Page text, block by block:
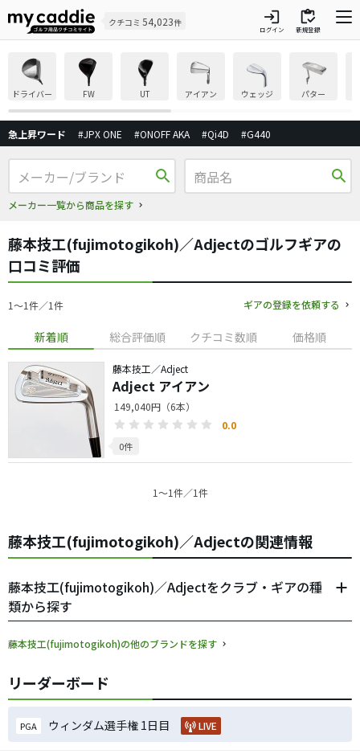
クチコミ 54,023件 login
ログイン
inventory
新規登録
ドライバー FW UT アイアン ウェッジ パター
急上昇ワード #JPX ONE #ONOFF AKA #Qi4D #G440
search
メーカー一覧から商品を探す
search
藤本技工(fujimotogikoh)／Adjectのゴルフギアの
口コミ評価
1〜1件／1件 ギアの登録を依頼する
新着順 総合評価順 クチコミ数順 価格順
藤本技工／Adject
Adject アイアン
149,040円（6本）
0.0
0件
1〜1件／1件
藤本技工(fujimotogikoh)／Adjectの関連情報
藤本技工(fujimotogikoh)／Adjectをクラブ・ギアの種
類から探す
藤本技工(fujimotogikoh)の他のブランドを探す
リーダーボード
PGA ウィンダム選手権 1日目 LIVE